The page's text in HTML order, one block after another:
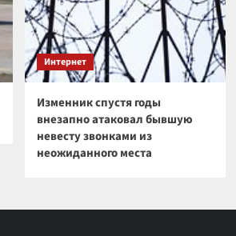
Интернет
Изменник спустя годы
внезапно атаковал бывшую
невесту звонками из
неожиданного места